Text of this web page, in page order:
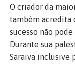
O criador da
também acredita
sucesso não
Durante sua
Saraiva inclusive